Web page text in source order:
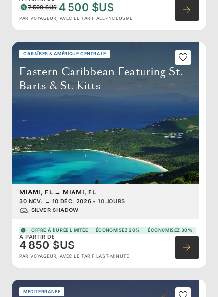
7 500 $US 4 500 $US
PAR VOYAGEUR, AVEC LE TARIF ALL-INCLUSIVE
CARAÏBES & AMÉRIQUE CENTRALE
Eastern Caribbean Featuring St.
Barts & St. Kitts
MIAMI, FL → MIAMI, FL
30 NOV. → 10 DÉC. 2026 •10 JOURS
SILVER SHADOW
OFFRE À DURÉE LIMITÉE ÉCONOMISEZ 20% ÉCONOMISEZ 30%
À PARTIR DE
4 850 $US
PAR VOYAGEUR, AVEC LE TARIF LAST-MINUTE
MÉDITERRANÉE